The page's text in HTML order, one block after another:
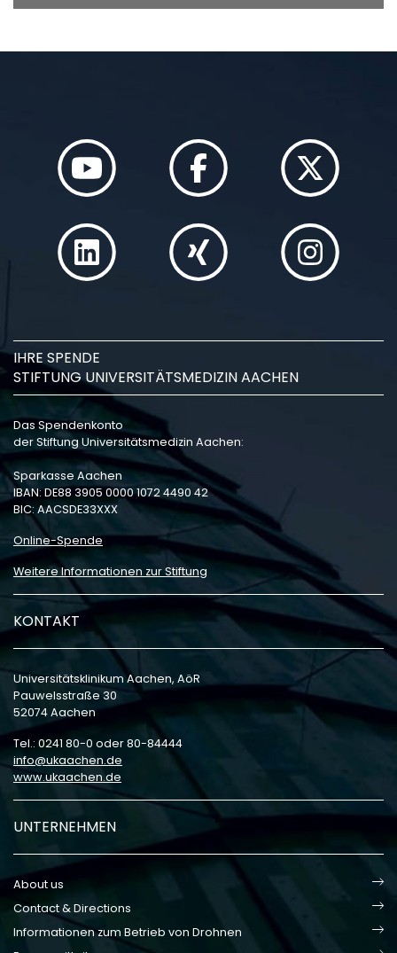
IHRE SPENDE
STIFTUNG UNIVERSITÄTSMEDIZIN AACHEN
Das Spendenkonto
der Stiftung Universitätsmedizin Aachen:
Sparkasse Aachen
IBAN: DE88 3905 0000 1072 4490 42
BIC: AACSDE33XXX
Online-Spende
Weitere Informationen zur Stiftung
KONTAKT
Universitätsklinikum Aachen, AöR
Pauwelsstraße 30
52074 Aachen
Tel.: 0241 80-0 oder 80-84444
info
ukaachen de
www.ukaachen.de
UNTERNEHMEN
About us
Contact & Directions
Informationen zum Betrieb von Drohnen